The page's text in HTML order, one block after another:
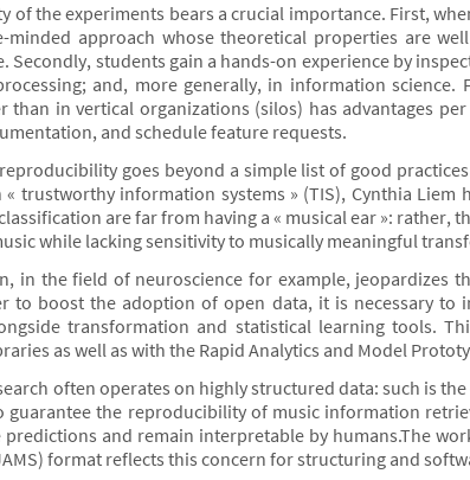
of the experiments bears a crucial importance. First,
approach whose theoretical properties are
Secondly, students gain a hands-on experience by
and, more generally, in information science.
than in vertical organizations (silos) has advantages
and schedule feature requests.
goes beyond a simple list of good
trustworthy information systems » (TIS), Cynthia Liem
are far from having a « musical ear »: rather,
while lacking sensitivity to musically meaningful
in the field of neuroscience for example, jeopardizes
to boost the adoption of open data, it is necessary to
transformation and statistical learning tools.
as well as with the Rapid Analytics and Model
often operates on highly structured data: such is
guarantee the reproducibility of music information
and remain interpretable by humans.The
format reflects this concern for structuring and